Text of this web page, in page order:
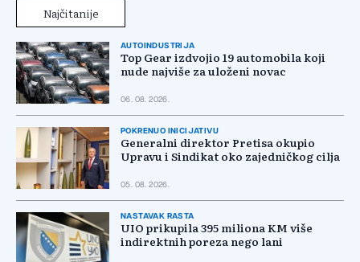
Najčitanije
AUTOINDUSTRIJA
Top Gear izdvojio 19 automobila koji
nude najviše za uloženi novac
06. 08. 2026.
POKRENUO INICIJATIVU
Generalni direktor Pretisa okupio
Upravu i Sindikat oko zajedničkog cilja
05. 08. 2026.
NASTAVAK RASTA
UIO prikupila 395 miliona KM više
indirektnih poreza nego lani